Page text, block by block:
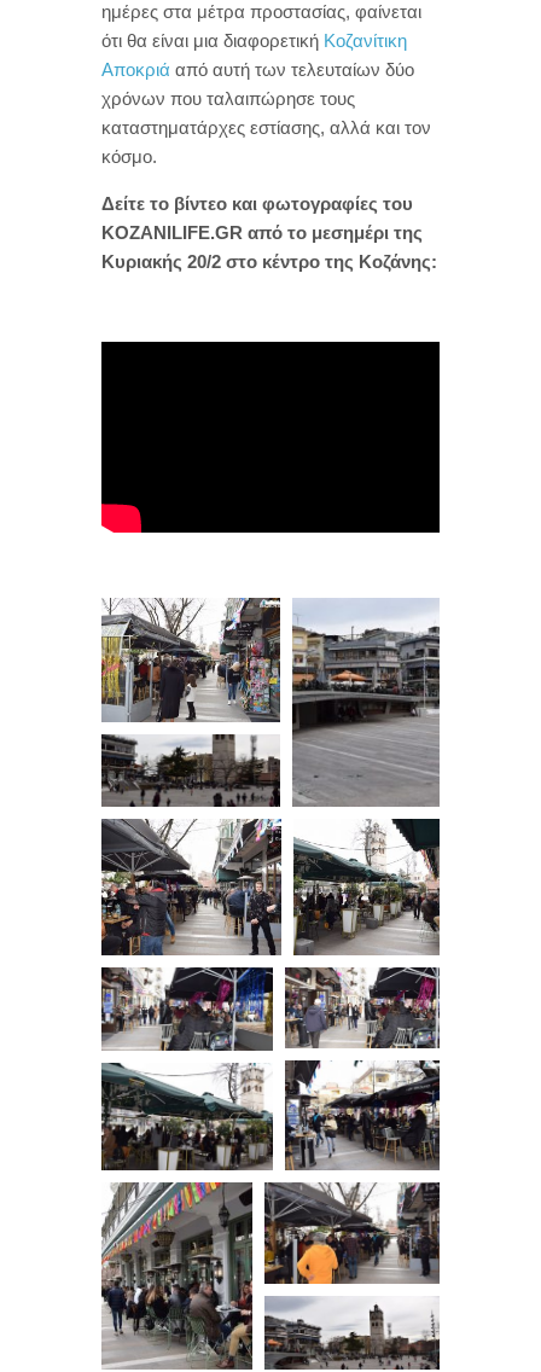
ημέρες στα μέτρα προστασίας, φαίνεται
ότι θα είναι μια διαφορετική Κοζανίτικη
Αποκριά από αυτή των τελευταίων δύο
χρόνων που ταλαιπώρησε τους
καταστηματάρχες εστίασης, αλλά και τον
κόσμο.
Δείτε το βίντεο και φωτογραφίες του
KOZANILIFE.GR από το μεσημέρι της
Κυριακής 20/2 στο κέντρο της Κοζάνης: